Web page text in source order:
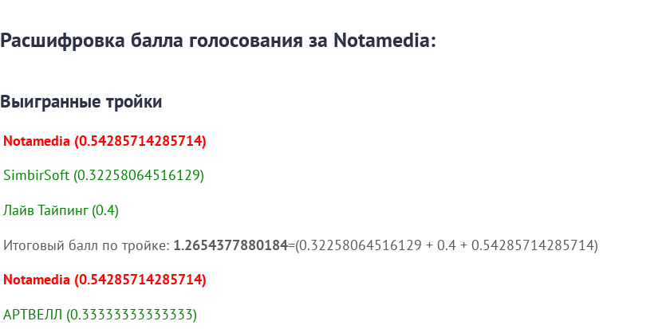
Расшифровка балла голосования за Notamedia:
Выигранные тройки
Notamedia (0.54285714285714)
SimbirSoft (0.32258064516129)
Лайв Тайпинг (0.4)
Итоговый балл по тройке: 1.2654377880184=(0.32258064516129 + 0.4 + 0.54285714285714)
Notamedia (0.54285714285714)
АРТВЕЛЛ (0.33333333333333)